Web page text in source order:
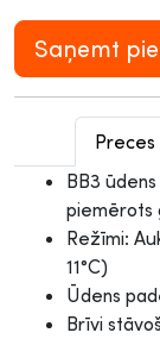
Saņemt
Preces
BB3
piemērots
Režīmi:
11°C)
Ūdens
Brīvi